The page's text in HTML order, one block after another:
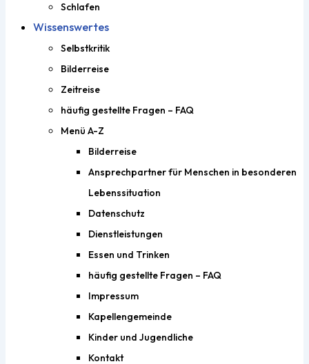
Schlafen
Wissenswertes
Selbstkritik
Bilderreise
Zeitreise
häufig gestellte Fragen – FAQ
Menü A-Z
Bilderreise
Ansprechpartner für Menschen in besonderen
Lebenssituation
Datenschutz
Dienstleistungen
Essen und Trinken
häufig gestellte Fragen – FAQ
Impressum
Kapellengemeinde
Kinder und Jugendliche
Kontakt